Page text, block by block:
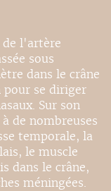
de l'artère
sous
dans le crâne
se diriger
Sur son
de nombreuses
temporale, la
le muscle
dans le crâne,
méningées.